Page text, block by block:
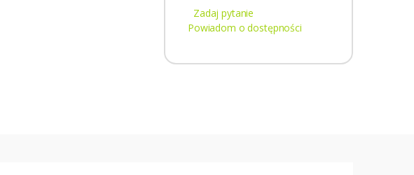
Zadaj pytanie
Powiadom o dostępności